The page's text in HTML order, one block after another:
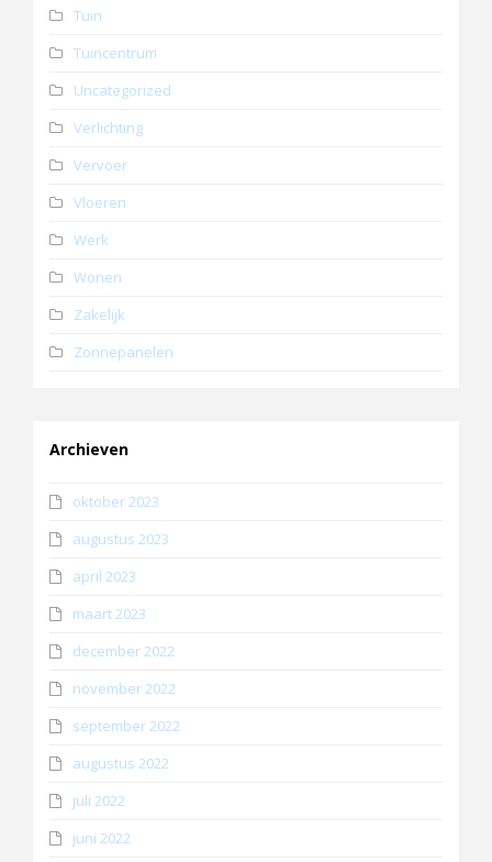
Tuin
Tuincentrum
Uncategorized
Verlichting
Vervoer
Vloeren
Werk
Wonen
Zakelijk
Zonnepanelen
Archieven
oktober 2023
augustus 2023
april 2023
maart 2023
december 2022
november 2022
september 2022
augustus 2022
juli 2022
juni 2022